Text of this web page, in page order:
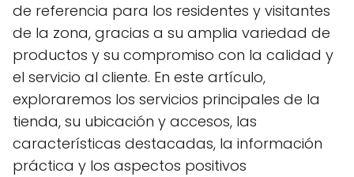
de referencia para los residentes y visitantes
de la zona, gracias a su amplia variedad de
productos y su compromiso con la calidad y
el servicio al cliente. En este artículo,
exploraremos los servicios principales de la
tienda, su ubicación y accesos, las
características destacadas, la información
práctica y los aspectos positivos